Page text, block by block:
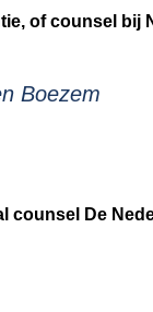
of counsel
Boezem
counsel De